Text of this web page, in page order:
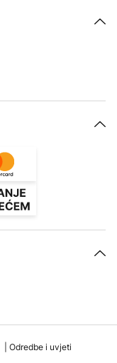
Odredbe i uvjeti